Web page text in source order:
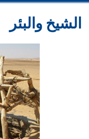
الشيخ والبئر